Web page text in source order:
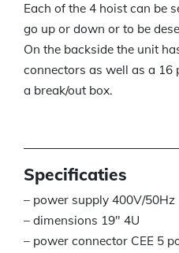
Each of the 4 hoist can be
go up or down or to be
On the backside the unit
connectors as well as a 16
a break/out box.
Specificaties
– power supply 400V/50Hz
– dimensions 19″ 4U
– power connector CEE 5